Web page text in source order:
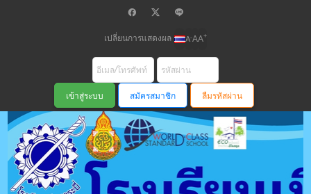
เปลี่ยนการแสดงผล A-AA+
สมัครสมาชิก ลืมรหัสผ่าน
โรงเรียนเมือง